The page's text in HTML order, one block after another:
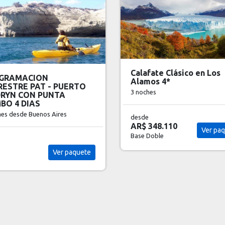
Clásico en Los
4*
Salta Clásico en Design
Suites 5*
3 noches
desde
AR$ 448.810
Base Doble
Ver